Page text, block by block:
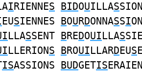
IRIENNES BIDOUILLAS
EUSIENNES BOURDONNASSI
LLASSENT BREDOUILLAS
LLERIONS BROUILLARDEUS
ISASSIONS BUDGETIS